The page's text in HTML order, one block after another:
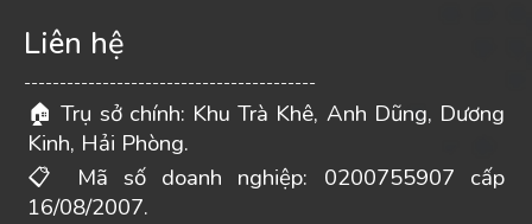
Liên hệ
-----------------------------------------
🏠 Trụ sở chính: Khu Trà Khê, Anh Dũng, Dương
Kinh, Hải Phòng.
📋
Mã số doanh nghiệp: 0200755907 cấp
16/08/2007.